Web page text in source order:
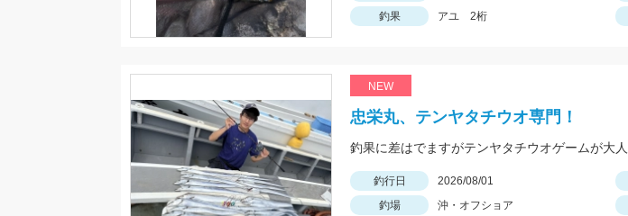
釣果
アユ 2桁
NEW
忠栄丸、テンヤタチウオ専門！
釣果に差はでますがテンヤタチウオゲームが大人
釣行日 2026/08/01
釣場
沖・オフショア